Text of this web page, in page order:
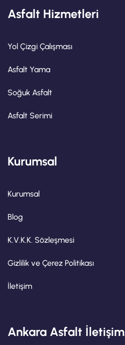
Asfalt Hizmetleri
Yol Çizgi Çalışması
Asfalt Yama
Soğuk Asfalt
Asfalt Serimi
Kurumsal
Kurumsal
Blog
K.V.K.K. Sözleşmesi
Gizlilik ve Çerez Politikası
İletişim
Ankara Asfalt İletişim